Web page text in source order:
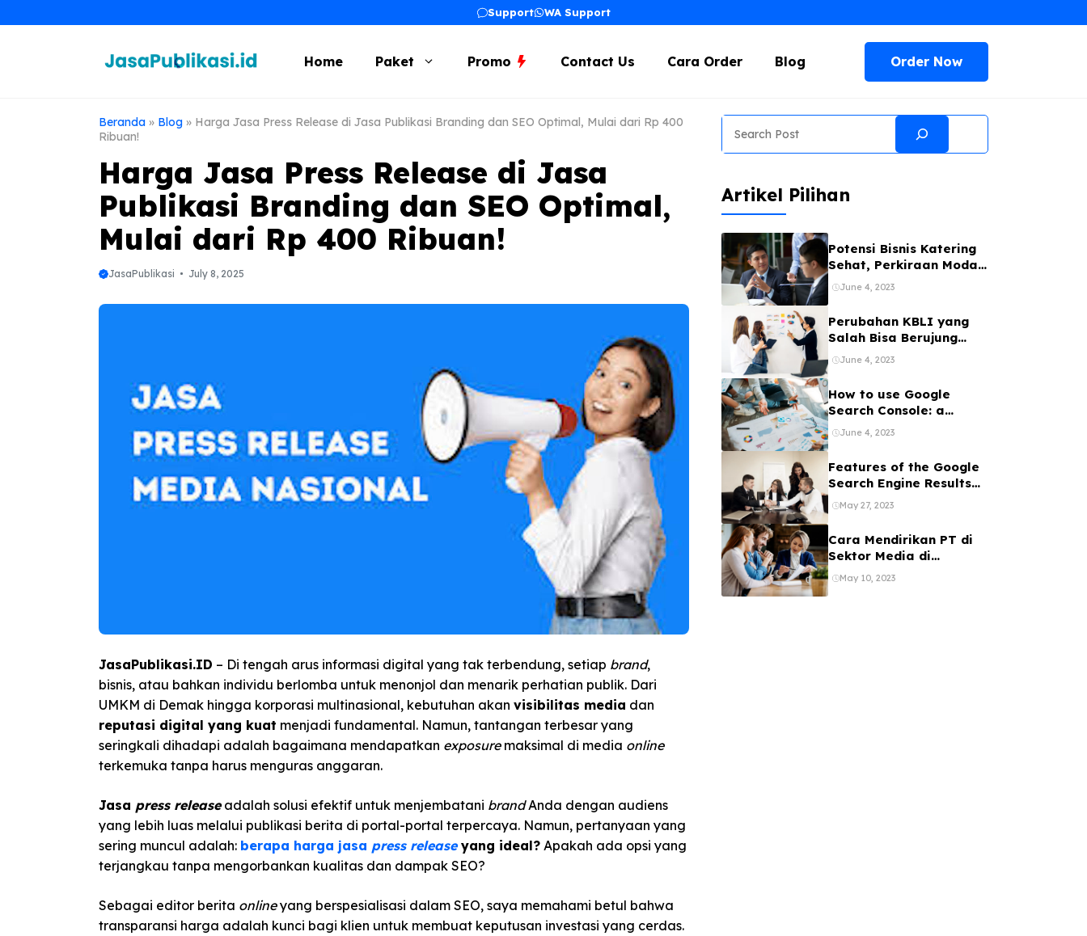
to
Support WA Support
Home Paket Promo Contact Us Cara Order Blog Order Now
Beranda » Blog » Harga Jasa Press Release di Jasa Publikasi Branding dan SEO Optimal, Mulai dari Rp 400
Ribuan!
Harga Jasa Press Release di Jasa
Publikasi Branding dan SEO Optimal,
Mulai dari Rp 400 Ribuan!
JasaPublikasi July 8, 2025
JasaPublikasi.ID – Di tengah arus informasi digital yang tak terbendung, setiap brand,
bisnis, atau bahkan individu berlomba untuk menonjol dan menarik perhatian publik. Dari
UMKM di Demak hingga korporasi multinasional, kebutuhan akan visibilitas media dan
reputasi digital yang kuat menjadi fundamental. Namun, tantangan terbesar yang
seringkali dihadapi adalah bagaimana mendapatkan exposuremaksimal di media online
terkemuka tanpa harus menguras anggaran.
Jasa press releaseadalah solusi efektif untuk menjembatani brandAnda dengan audiens
yang lebih luas melalui publikasi berita di portal-portal terpercaya. Namun, pertanyaan yang
sering muncul adalah: berapa harga jasa press releaseyang ideal? Apakah ada opsi yang
terjangkau tanpa mengorbankan kualitas dan dampak SEO?
Sebagai editor berita onlineyang berspesialisasi dalam SEO, saya memahami betul bahwa
transparansi harga adalah kunci bagi klien untuk membuat keputusan investasi yang cerdas.
Artikel Pilihan
Potensi Bisnis Katering
Sehat, Perkiraan Modal,
dan Tipsnya
June 4, 2023
Perubahan KBLI yang
Salah Bisa Berujung
Sanksi, Ini
Penjelasannya
June 4, 2023
How to use Google
Search Console: a
beginner’s guide
June 4, 2023
Features of the Google
Search Engine Results
Page
May 27, 2023
Cara Mendirikan PT di
Sektor Media di
Indonesia
May 10, 2023